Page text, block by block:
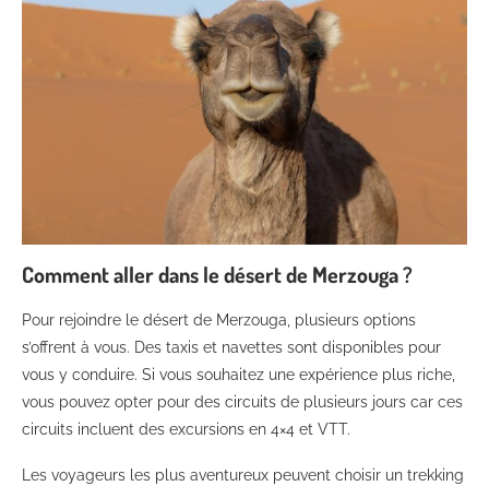
Comment aller dans le désert de Merzouga ?
Pour rejoindre le désert de Merzouga, plusieurs options
s’offrent à vous. Des taxis et navettes sont disponibles pour
vous y conduire. Si vous souhaitez une expérience plus riche,
vous pouvez opter pour des circuits de plusieurs jours car ces
circuits incluent des excursions en 4×4 et VTT.
Les voyageurs les plus aventureux peuvent choisir un trekking